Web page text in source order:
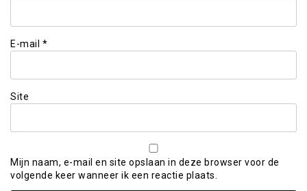
E-mail *
Site
Mijn naam, e-mail en site opslaan in deze browser voor de
volgende keer wanneer ik een reactie plaats.